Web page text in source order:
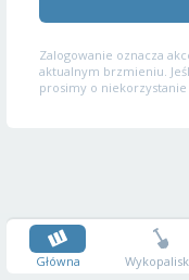
Zalogowanie oznacza
aktualnym brzmieniu.
prosimy o niekorzystanie
Główna